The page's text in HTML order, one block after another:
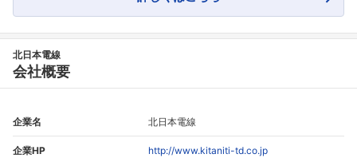
北日本電線
会社概要
企業名 北日本電線
企業HP http://www.kitaniti-td.co.jp